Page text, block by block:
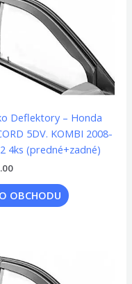
Deflektory – Honda
5DV. KOMBI 2008-
4ks (predné+zadné)
OBCHODU